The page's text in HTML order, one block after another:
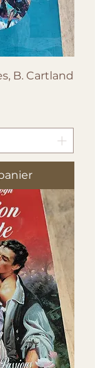
B. Cartland